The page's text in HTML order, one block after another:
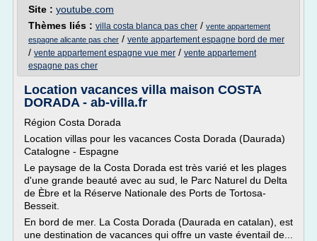
Site : youtube.com
Thèmes liés : villa costa blanca pas cher / vente appartement
espagne alicante pas cher / vente appartement espagne bord de mer
/ vente appartement espagne vue mer / vente appartement
espagne pas cher
Location vacances villa maison COSTA
DORADA - ab-villa.fr
Région Costa Dorada
Location villas pour les vacances Costa Dorada (Daurada)
Catalogne - Espagne
Le paysage de la Costa Dorada est très varié et les plages
d'une grande beauté avec au sud, le Parc Naturel du Delta
de Èbre et la Réserve Nationale des Ports de Tortosa-
Besseit.
En bord de mer. La Costa Dorada (Daurada en catalan), est
une destination de vacances qui offre un vaste éventail de...